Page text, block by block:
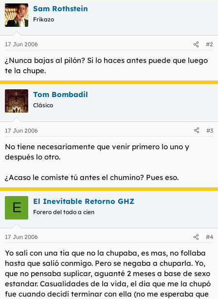
Sam Rothstein
Frikazo
17 Jun 2006 #2
¿Nunca bajas al pilón? Si lo haces antes puede que luego
te la chupe.
Tom Bombadil
Clásico
17 Jun 2006 #3
No tiene necesariamente que venir primero lo uno y
después lo otro.
¿Acaso le comiste tú antes el chumino? Pues eso.
E El Inevitable Retorno GHZ
Forero del todo a cien
17 Jun 2006 #4
Yo sali con una tia que no la chupaba, es mas, no follaba
hasta que salió conmigo. Pero se negaba a chuparla. Yo,
que no pensaba suplicar, aguanté 2 meses a base de sexo
estandar. Casualidades de la vida, el dia que me la chupó
fue cuando decidí terminar con ella (no me esperaba que